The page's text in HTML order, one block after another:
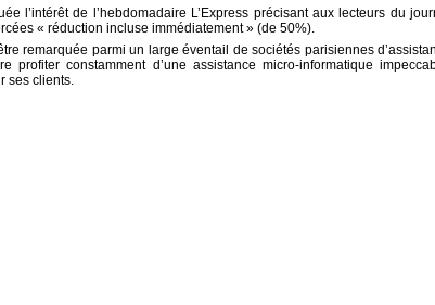
l’intérêt de l’hebdomadaire L’Express précisant aux lecteurs du
« réduction incluse immédiatement » (de 50%).
remarquée parmi un large éventail de sociétés parisiennes
constamment d’une assistance micro-informatique
ses clients.